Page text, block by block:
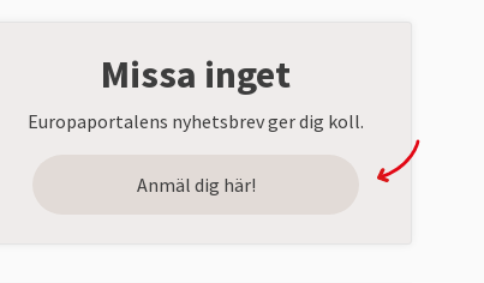
Missa inget
Europaportalens nyhetsbrev ger dig koll.
Anmäl dig här!